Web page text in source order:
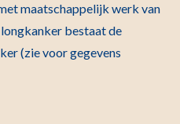
maatschappelijk werk van
bestaat de
(zie voor gegevens